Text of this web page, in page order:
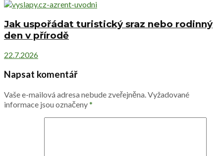
Jak uspořádat turistický sraz nebo rodinný
den v přírodě
22.7.2026
Napsat komentář
Vaše e-mailová adresa nebude zveřejněna. Vyžadované
informace jsou označeny*